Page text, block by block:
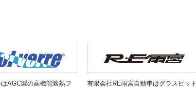
AGC製の高機能遮熱フ
有限会社RE雨宮自動車はグラスピット